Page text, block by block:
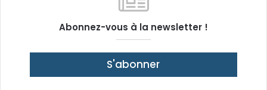
Abonnez-vous à la newsletter !
S'abonner